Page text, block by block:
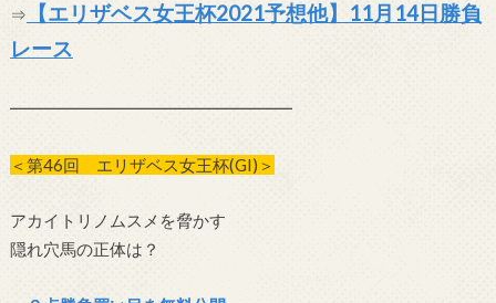
⇒
【エリザベス女王杯2021予想他】11月14日勝負
レース
━━━━━━━━━━━━━━━━━
＜第46回 エリザベス女王杯(GI)＞
アカイトリノムスメを脅かす
隠れ穴馬の正体は？